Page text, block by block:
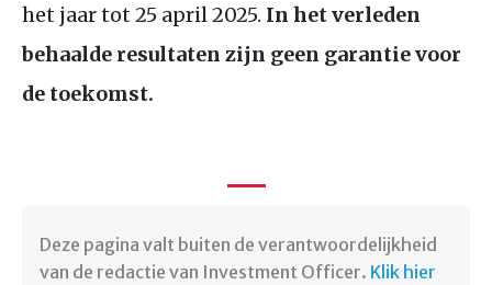
het jaar tot 25 april 2025. In het verleden
behaalde resultaten zijn geen garantie voor
de toekomst.
Deze pagina valt buiten de verantwoordelijkheid
van de redactie van Investment Officer. Klik hier